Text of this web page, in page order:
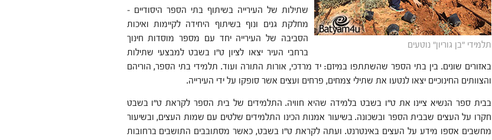
תלמידי "בן גוריון" נוטעים
שתילות של העירייה בשיתוף בתי הספר היסודיים –
מחלקת גנים ונוף בשיתוף היחידה לקיימות ואיכות
הסביבה של העירייה יחד עם מספר מוסדות חינוך
ברחבי העיר יצאו לציון ט"ו בשבט למבצעי שתילות
באזורים שונים. בין בתי הספר שהשתתפו במיזם: יד מרדכי, אורות התורה ועוד. תלמידי בתי הספר, הוריהם
והצוותים החינוכיים יצאו לנטעו את שתילי צמחים, פרחים ועצים אשר סופקו על ידי העירייה.
בבית ספר הנשיא ציינו את ט"ו בשבט בלמידה שהיא חוויה. התלמידים של בית הספר לקראת ט"ו בשבט
חקרו על העצים שבבית הספר ובשכונה. בשיעור אמנות הכינו התלמידים שלטים עם שמות העצים, ובשיעור
מחשבים אספו מידע על העצים באינטרנט. ועתה לקראת ט"ו בשבט, כאשר מסתובבים התושבים ברחובות